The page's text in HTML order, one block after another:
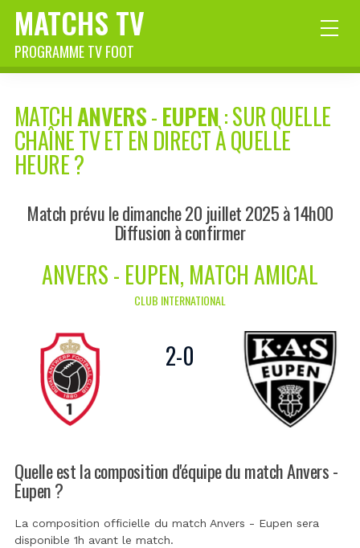
MATCHS TV
PROGRAMME TV FOOT
MATCHANVERS-EUPEN: SUR QUELLE
CHAÎNE TV ET EN DIRECT À QUELLE
HEURE ?
Match prévu le dimanche 20 juillet 2025 à 14h00
Diffusion à confirmer
ANVERS - EUPEN, MATCH AMICAL
CLUB INTERNATIONAL
2-0
Quelle est la composition d'équipe du match Anvers -
Eupen ?
La composition officielle du match Anvers - Eupen sera
disponible 1h avant le match.